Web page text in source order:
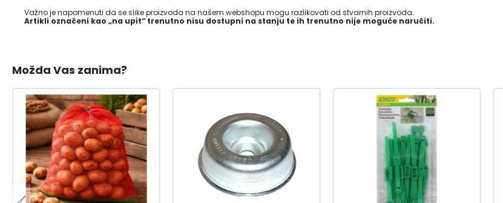
Važno je napomenuti da se slike proizvoda na našem webshopu mogu razlikovati od stvarnih proizvoda.
Artikli označeni kao „na upit“ trenutno nisu dostupni na stanju te ih trenutno nije moguće naručiti.
Možda Vas zanima?